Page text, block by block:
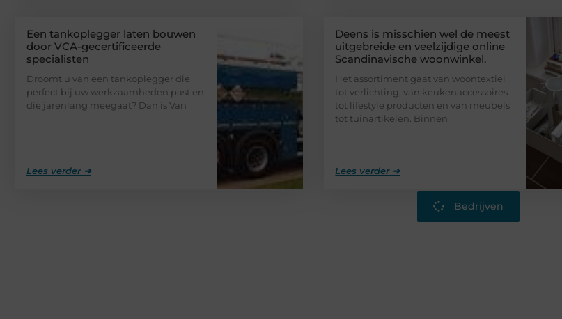
Een tankoplegger laten bouwen
door VCA-gecertificeerde
specialisten
Droomt u van een tankoplegger die
perfect bij uw werkzaamheden past en
die jarenlang meegaat? Dan is Van
Lees verder ➜
Deens is misschien wel de meest
uitgebreide en veelzijdige online
Scandinavische woonwinkel.
Het assortiment gaat van woontextiel
tot verlichting, van keukenaccessoires
tot lifestyle producten en van meubels
tot tuinartikelen. Binnen
Lees verder ➜
Bedrijven